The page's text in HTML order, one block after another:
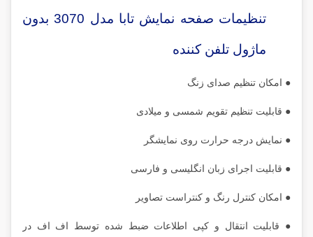
تنظیمات صفحه نمایش تابا مدل 3070 بدون
ماژول تلفن کننده
● امکان تنظیم صدای زنگ
● قابلیت تنظیم تقویم شمسی و میلادی
● نمایش درجه حرارت روی نمایشگر
● قابلیت اجرای زبان انگلیسی و فارسی
● امکان کنترل رنگ و کنتراست تصاویر
● قابلیت انتقال و کپی اطلاعات ضبط شده توسط اف اف در